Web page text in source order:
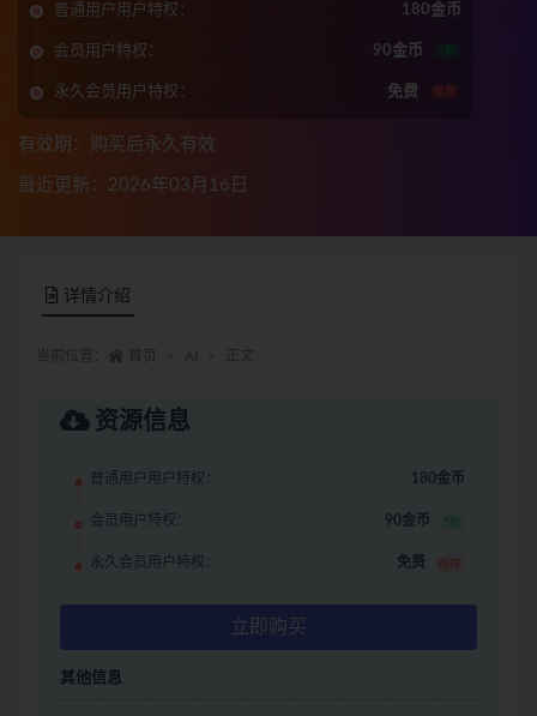
普通用户用户特权： 180金币
会员用户特权： 90金币 5折
永久会员用户特权： 免费 推荐
有效期：购买后永久有效
最近更新：2026年03月16日
详情介绍
资源信息
普通用户用户特权： 180金币
会员用户特权： 90金币 5折
永久会员用户特权： 免费 推荐
立即购买
其他信息